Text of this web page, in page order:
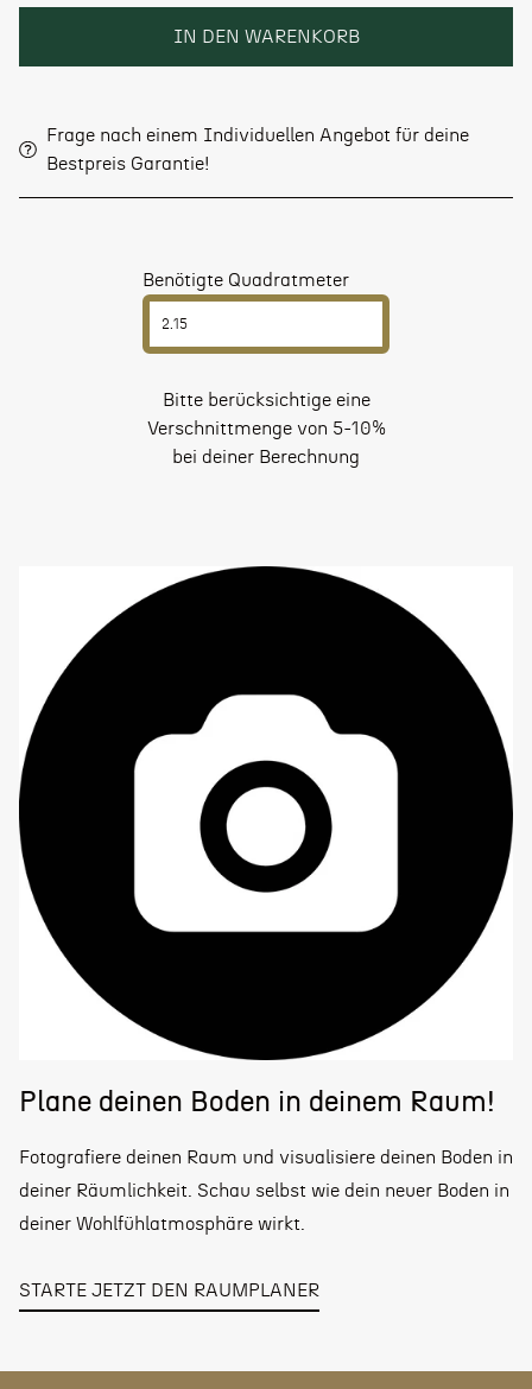
IN DEN WARENKORB
Frage nach einem Individuellen Angebot für deine
Bestpreis Garantie!
Benötigte Quadratmeter
Bitte berücksichtige eine
Verschnittmenge von 5-10%
bei deiner Berechnung
Plane deinen Boden in deinem Raum!
Fotografiere deinen Raum und visualisiere deinen Boden in
deiner Räumlichkeit. Schau selbst wie dein neuer Boden in
deiner Wohlfühlatmosphäre wirkt.
STARTE JETZT DEN RAUMPLANER